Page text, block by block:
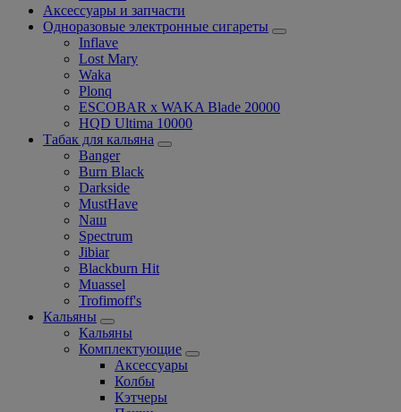
Аксессуары и запчасти
Одноразовые электронные сигареты
Inflave
Lost Mary
Waka
Plonq
ESCOBAR x WAKA Blade 20000
HQD Ultima 10000
Табак для кальяна
Banger
Burn Black
Darkside
MustHave
Nаш
Spectrum
Jibiar
Blackburn Hit
Muassel
Trofimoff's
Кальяны
Кальяны
Комплектующие
Аксессуары
Колбы
Кэтчеры